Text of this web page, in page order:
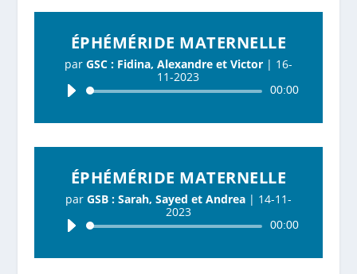
ÉPHÉMÉRIDE MATERNELLE
par GSC : Fidina, Alexandre et Victor | 16-
11-2023
Lecteur
00:00
ÉPHÉMÉRIDE MATERNELLE
par GSB : Sarah, Sayed et Andrea| 14-11-
2023
Lecteur
00:00